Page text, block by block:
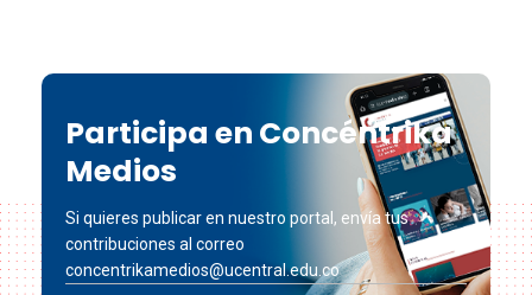
Participa en Concéntrika
Medios
Si quieres publicar en nuestro portal, envía tus
contribuciones al correo
concentrikamedios@ucentral.edu.co